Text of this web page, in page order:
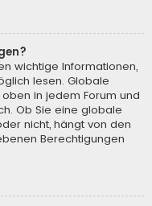
wichtige Informationen,
lesen. Globale
in jedem Forum und
Ob Sie eine globale
nicht, hängt von den
Berechtigungen